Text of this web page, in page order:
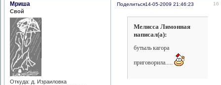
Поделиться 16
14-05-2009 21:46:23
Мриша
Свой
Откуда: д. Израиловка
Мелисса Лимонная
написал(а):
бутыль кагора
приговорила.....